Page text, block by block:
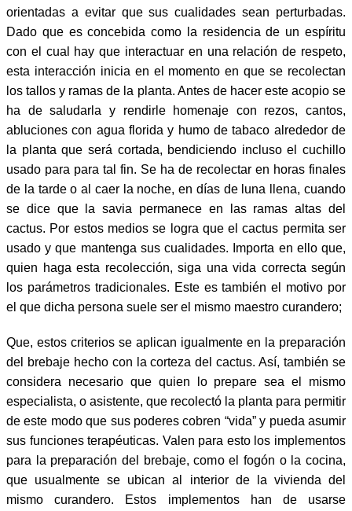
orientadas a evitar que sus cualidades sean perturbadas.
Dado que es concebida como la residencia de un espíritu
con el cual hay que interactuar en una relación de respeto,
esta interacción inicia en el momento en que se recolectan
los tallos y ramas de la planta. Antes de hacer este acopio se
ha de saludarla y rendirle homenaje con rezos, cantos,
abluciones con agua florida y humo de tabaco alrededor de
la planta que será cortada, bendiciendo incluso el cuchillo
usado para para tal fin. Se ha de recolectar en horas finales
de la tarde o al caer la noche, en días de luna llena, cuando
se dice que la savia permanece en las ramas altas del
cactus. Por estos medios se logra que el cactus permita ser
usado y que mantenga sus cualidades. Importa en ello que,
quien haga esta recolección, siga una vida correcta según
los parámetros tradicionales. Este es también el motivo por
el que dicha persona suele ser el mismo maestro curandero;
Que, estos criterios se aplican igualmente en la preparación
del brebaje hecho con la corteza del cactus. Así, también se
considera necesario que quien lo prepare sea el mismo
especialista, o asistente, que recolectó la planta para permitir
de este modo que sus poderes cobren “vida” y pueda asumir
sus funciones terapéuticas. Valen para esto los implementos
para la preparación del brebaje, como el fogón o la cocina,
que usualmente se ubican al interior de la vivienda del
mismo curandero. Estos implementos han de usarse